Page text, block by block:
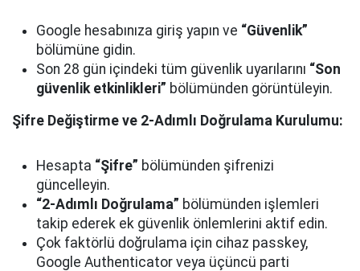
Google hesabınıza giriş yapın ve “Güvenlik”
bölümüne gidin.
Son 28 gün içindeki tüm güvenlik uyarılarını “Son
güvenlik etkinlikleri” bölümünden görüntüleyin.
Şifre Değiştirme ve 2-Adımlı Doğrulama Kurulumu:
Hesapta “Şifre” bölümünden şifrenizi
güncelleyin.
“2-Adımlı Doğrulama” bölümünden işlemleri
takip ederek ek güvenlik önlemlerini aktif edin.
Çok faktörlü doğrulama için cihaz passkey,
Google Authenticator veya üçüncü parti